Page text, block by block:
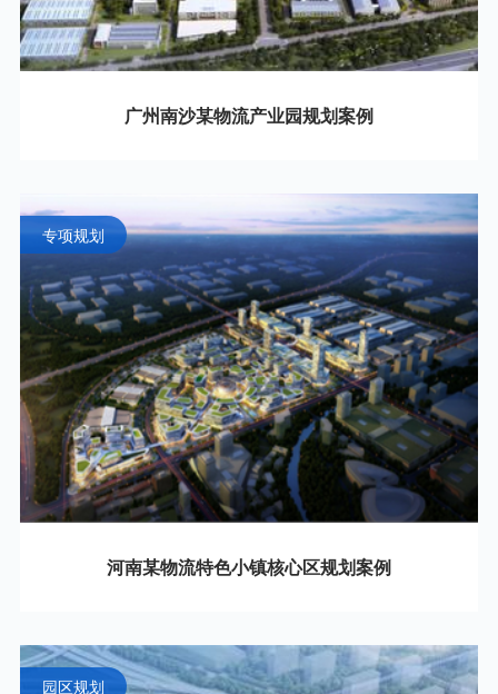
广州南沙某物流产业园规划案例
专项规划
河南某物流特色小镇核心区规划案例
园区规划